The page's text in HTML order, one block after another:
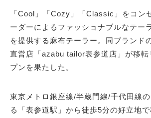
「Cool」「Cozy」「Classic」をコン
ーダーによるファッショナブルなテー
を提供する麻布テーラー。同ブランド
直営店「azabu tailor表参道店」が移転
プンを果たした。
東京メトロ銀座線/半蔵門線/千代田線
る「表参道駅」から徒歩5分の好立地